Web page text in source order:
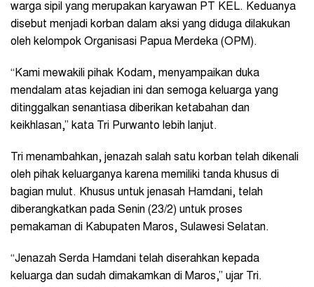
warga sipil yang merupakan karyawan PT KEL. Keduanya
disebut menjadi korban dalam aksi yang diduga dilakukan
oleh kelompok Organisasi Papua Merdeka (OPM).
“Kami mewakili pihak Kodam, menyampaikan duka
mendalam atas kejadian ini dan semoga keluarga yang
ditinggalkan senantiasa diberikan ketabahan dan
keikhlasan,” kata Tri Purwanto lebih lanjut.
Tri menambahkan, jenazah salah satu korban telah dikenali
oleh pihak keluarganya karena memiliki tanda khusus di
bagian mulut. Khusus untuk jenasah Hamdani, telah
diberangkatkan pada Senin (23/2) untuk proses
pemakaman di Kabupaten Maros, Sulawesi Selatan.
“Jenazah Serda Hamdani telah diserahkan kepada
keluarga dan sudah dimakamkan di Maros,” ujar Tri.